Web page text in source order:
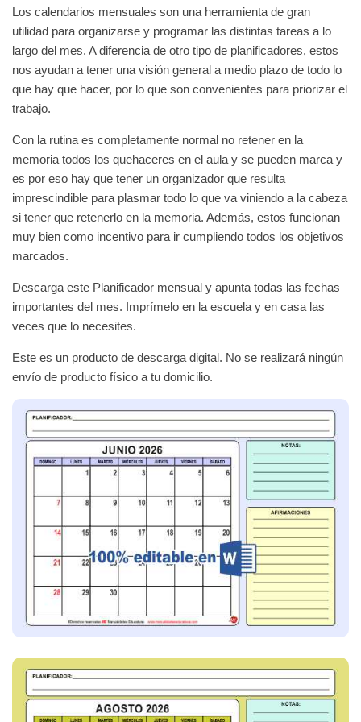
Los calendarios mensuales son una herramienta de gran
utilidad para organizarse y programar las distintas tareas a lo
largo del mes. A diferencia de otro tipo de planificadores, estos
nos ayudan a tener una visión general a medio plazo de todo lo
que hay que hacer, por lo que son convenientes para priorizar el
trabajo.
Con la rutina es completamente normal no retener en la
memoria todos los quehaceres en el aula y se pueden marca y
es por eso hay que tener un organizador que resulta
imprescindible para plasmar todo lo que va viniendo a la cabeza
si tener que retenerlo en la memoria. Además, estos funcionan
muy bien como incentivo para ir cumpliendo todos los objetivos
marcados.
Descarga este Planificador mensual y apunta todas las fechas
importantes del mes. Imprímelo en la escuela y en casa las
veces que lo necesites.
Este es un producto de descarga digital. No se realizará ningún
envío de producto físico a tu domicilio.